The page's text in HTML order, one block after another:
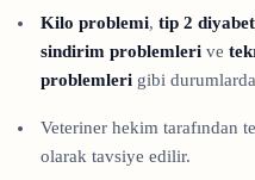
Kilo problemi, tip 2 diyabet
sindirim problemlerive
problemlerigibi durumlarda
Veteriner hekim tarafından
olarak tavsiye edilir.